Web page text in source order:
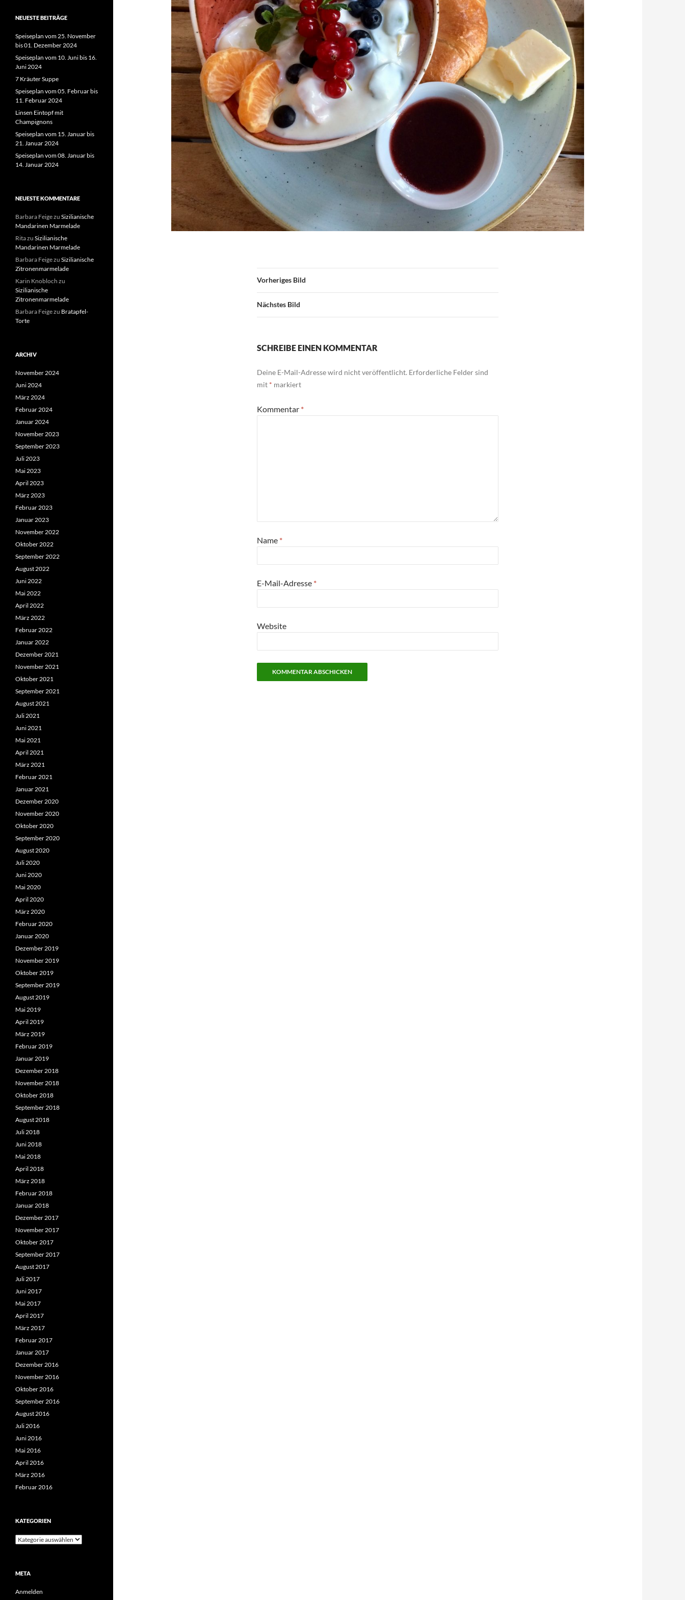
Vorheriges Bild
Nächstes Bild
SCHREIBE EINEN KOMMENTAR
Deine E-Mail-Adresse wird nicht veröffentlicht. Erforderliche Felder sind
mit * markiert
Kommentar *
Name *
E-Mail-Adresse *
Website
NEUESTE BEITRÄGE
Speiseplan vom 25. November
bis 01. Dezember 2024
Speiseplan vom 10. Juni bis 16.
Juni 2024
7 Kräuter Suppe
Speiseplan vom 05. Februar bis
11. Februar 2024
Linsen Eintopf mit
Champignons
Speiseplan vom 15. Januar bis
21. Januar 2024
Speiseplan vom 08. Januar bis
14. Januar 2024
NEUESTE KOMMENTARE
Barbara Feigezu Sizilianische
Mandarinen Marmelade
Ritazu Sizilianische
Mandarinen Marmelade
Barbara Feigezu Sizilianische
Zitronenmarmelade
Karin Knobloch zu
Sizilianische
Zitronenmarmelade
Barbara Feigezu Bratapfel-
Torte
ARCHIV
November 2024
Juni 2024
März 2024
Februar 2024
Januar 2024
November 2023
September 2023
Juli 2023
Mai 2023
April 2023
März 2023
Februar 2023
Januar 2023
November 2022
Oktober 2022
September 2022
August 2022
Juni 2022
Mai 2022
April 2022
März 2022
Februar 2022
Januar 2022
Dezember 2021
November 2021
Oktober 2021
September 2021
August 2021
Juli 2021
Juni 2021
Mai 2021
April 2021
März 2021
Februar 2021
Januar 2021
Dezember 2020
November 2020
Oktober 2020
September 2020
August 2020
Juli 2020
Juni 2020
Mai 2020
April 2020
März 2020
Februar 2020
Januar 2020
Dezember 2019
November 2019
Oktober 2019
September 2019
August 2019
Mai 2019
April 2019
März 2019
Februar 2019
Januar 2019
Dezember 2018
November 2018
Oktober 2018
September 2018
August 2018
Juli 2018
Juni 2018
Mai 2018
April 2018
März 2018
Februar 2018
Januar 2018
Dezember 2017
November 2017
Oktober 2017
September 2017
August 2017
Juli 2017
Juni 2017
Mai 2017
April 2017
März 2017
Februar 2017
Januar 2017
Dezember 2016
November 2016
Oktober 2016
September 2016
August 2016
Juli 2016
Juni 2016
Mai 2016
April 2016
März 2016
Februar 2016
KATEGORIEN
Kategorien
META
Anmelden